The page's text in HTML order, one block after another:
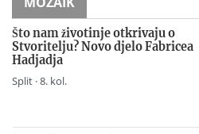
Što nam životinje otkrivaju o
Stvoritelju? Novo djelo Fabricea
Hadjadja
Split · 8. kol.